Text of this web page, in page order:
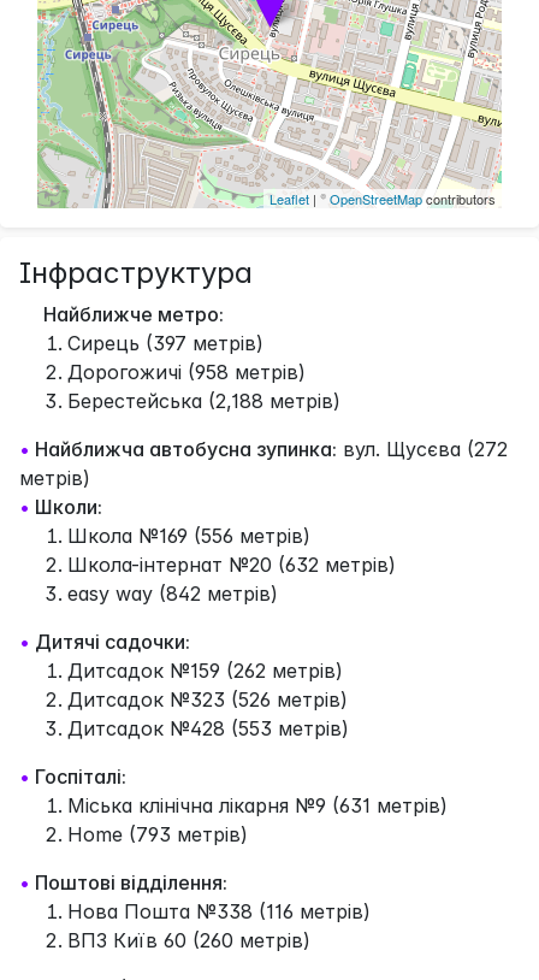
Leaflet | ©OpenStreetMapcontributors
Інфраструктура
Найближче метро:
Сирець (397 метрів)
Дорогожичі (958 метрів)
Берестейська (2,188 метрів)
• Найближча автобусна зупинка: вул. Щусєва (272
метрів)
• Школи:
Школа №169 (556 метрів)
Школа-інтернат №20 (632 метрів)
easy way (842 метрів)
• Дитячі садочки:
Дитсадок №159 (262 метрів)
Дитсадок №323 (526 метрів)
Дитсадок №428 (553 метрів)
• Госпіталі:
Міська клінічна лікарня №9 (631 метрів)
Home (793 метрів)
• Поштові відділення:
Нова Пошта №338 (116 метрів)
ВПЗ Київ 60 (260 метрів)